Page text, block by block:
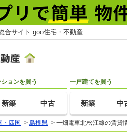
合サイト goo住宅・不動産
ョンを買う
新築 中古
一戸建てを買う
新築 中
・四国 > 島根県 > 一畑電車北松江線の賃貸